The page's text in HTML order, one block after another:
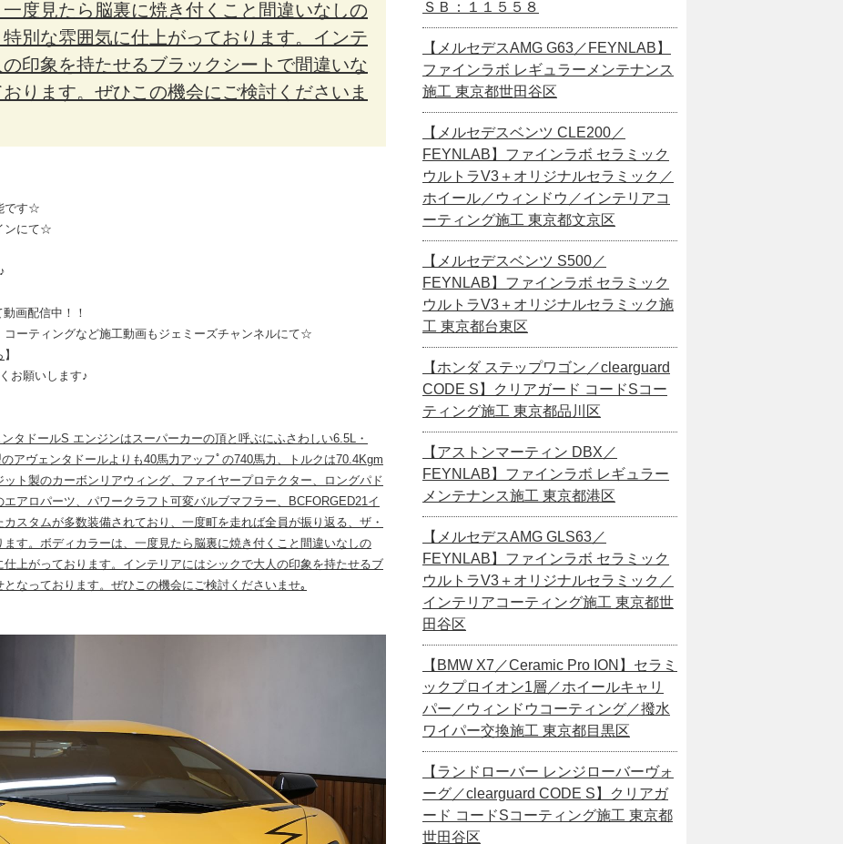
度見たら脳裏に焼き付くこと間違いなしの
特別な雰囲気に仕上がっております。インテ
印象を持たせるブラックシートで間違いな
ります。ぜひこの機会にご検討くださいま
です☆
ンにて☆
画配信中！！
ーティングなど施工動画もジェミーズチャンネルにて☆
】
お願いします♪
タドールS エンジンはスーパーカーの頂と呼ぶにふさわしい6.5L・
アヴェンタドールよりも40馬力アッフﾟの740馬力、トルクは70.4Kgm
ト製のカーボンリアウィング、ファイヤープロテクター、ロングパド
アロパーツ、パワークラフト可変バルブマフラー、BCFORGED21イ
スタムが多数装備されており、一度町を走れば全員が振り返る、ザ・
す。ボディカラーは、一度見たら脳裏に焼き付くこと間違いなしの
仕上がっております。インテリアにはシックで大人の印象を持たせるブ
なっております。ぜひこの機会にご検討くださいませ｡
ＳＢ：１１５５８
【メルセデスAMG G63／FEYNLAB】
ファインラボ レギュラーメンテナンス
施工 東京都世田谷区
【メルセデスベンツ CLE200／
FEYNLAB】ファインラボ セラミック
ウルトラV3＋オリジナルセラミック／
ホイール／ウィンドウ／インテリアコ
ーティング施工 東京都文京区
【メルセデスベンツ S500／
FEYNLAB】ファインラボ セラミック
ウルトラV3＋オリジナルセラミック施
工 東京都台東区
【ホンダ ステップワゴン／clearguard
CODE S】クリアガード コードSコー
ティング施工 東京都品川区
【アストンマーティン DBX／
FEYNLAB】ファインラボ レギュラー
メンテナンス施工 東京都港区
【メルセデスAMG GLS63／
FEYNLAB】ファインラボ セラミック
ウルトラV3＋オリジナルセラミック／
インテリアコーティング施工 東京都世
田谷区
【BMW X7／Ceramic Pro ION】セラミ
ックプロイオン1層／ホイールキャリ
パー／ウィンドウコーティング／撥水
ワイパー交換施工 東京都目黒区
【ランドローバー レンジローバーヴォ
ーグ／clearguard CODE S】クリアガ
ード コードSコーティング施工 東京都
世田谷区